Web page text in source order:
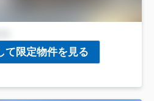
て限定物件を見る